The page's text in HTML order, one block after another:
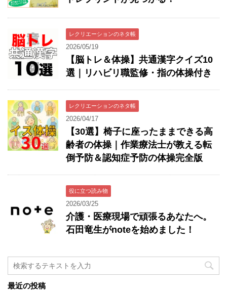
レクリエーションのネタ帳
2026/05/19
【脳トレ＆体操】共通漢字クイズ10
選｜リハビリ職監修・指の体操付き
レクリエーションのネタ帳
2026/04/17
【30選】椅子に座ったままできる高
齢者の体操｜作業療法士が教える転
倒予防＆認知症予防の体操完全版
役に立つ読み物
2026/03/25
介護・医療現場で頑張るあなたへ。
石田竜生がnoteを始めました！
最近の投稿